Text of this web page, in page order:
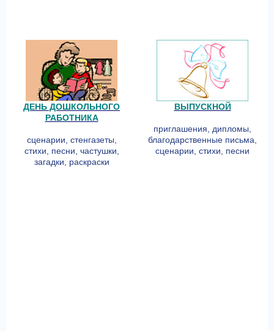
ДЕНЬ ДОШКОЛЬНОГО
РАБОТНИКА
сценарии, стенгазеты,
стихи, песни, частушки,
загадки, раскраски
ВЫПУСКНОЙ
приглашения, дипломы,
благодарственные письма,
сценарии, стихи, песни